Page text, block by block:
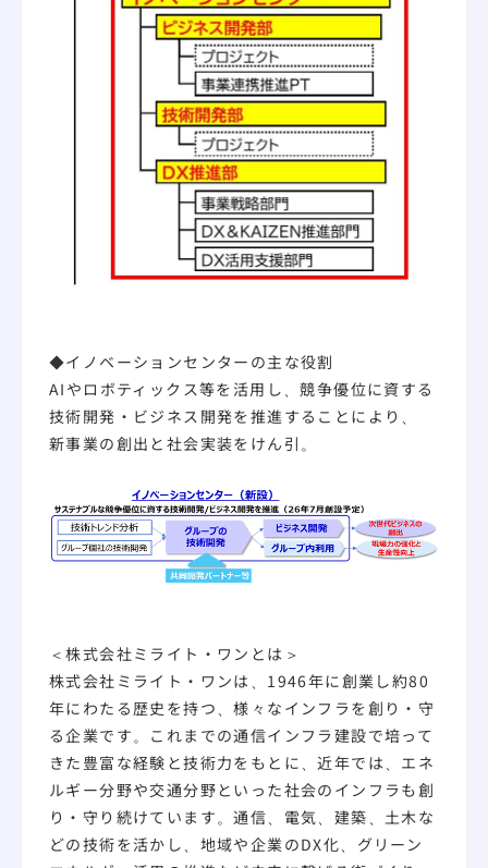
◆イノベーションセンターの主な役割
AIやロボティックス等を活用し、競争優位に資する
技術開発・ビジネス開発を推進することにより、
新事業の創出と社会実装をけん引。
＜株式会社ミライト・ワンとは＞
株式会社ミライト・ワンは、1946年に創業し約80
年にわたる歴史を持つ、様々なインフラを創り・守
る企業です。これまでの通信インフラ建設で培って
きた豊富な経験と技術力をもとに、近年では、エネ
ルギー分野や交通分野といった社会のインフラも創
り・守り続けています。通信、電気、建築、土木な
どの技術を活かし、地域や企業のDX化、グリーン